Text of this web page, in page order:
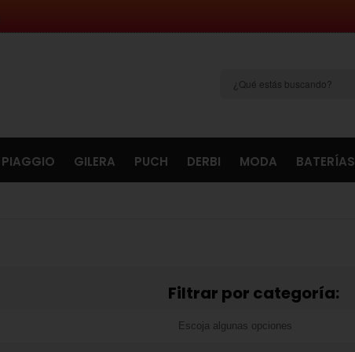
PIAGGIO GILERA PUCH DERBI MODA BATERÍAS
Filtrar por categoría: